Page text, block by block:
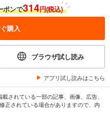
ポンで314円(税込)
購入
ブラウザ試し読み
アプリ試し読みはこちら
されている一部の記事、画像、広告、
正されている場合がありますので、内